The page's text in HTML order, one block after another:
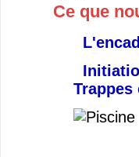
Ce que
Trappes